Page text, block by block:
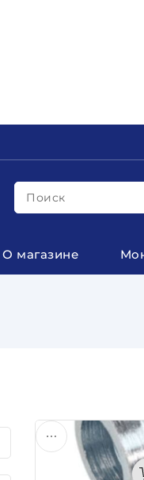
Поиск
О магазине